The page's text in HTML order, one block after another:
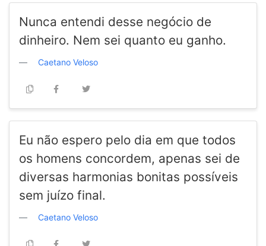
Nunca entendi desse negócio de
dinheiro. Nem sei quanto eu ganho.
Caetano Veloso
Eu não espero pelo dia em que todos
os homens concordem, apenas sei de
diversas harmonias bonitas possíveis
sem juízo final.
Caetano Veloso